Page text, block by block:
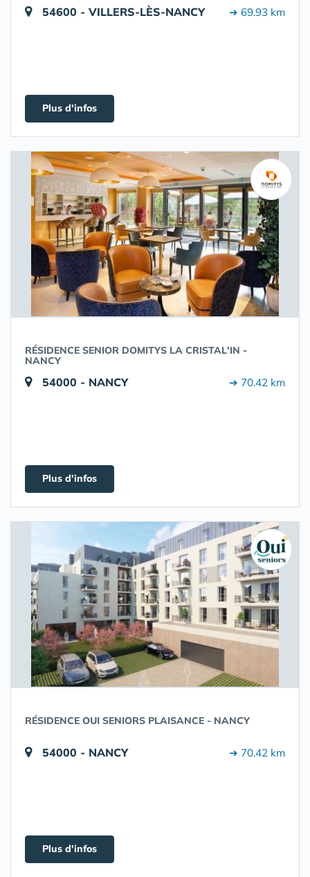
54600 - VILLERS-LÈS-NANCY ➔ 69.93 km
Plus d'infos
RÉSIDENCE SENIOR DOMITYS LA CRISTAL'IN -
NANCY
54000 - NANCY ➔ 70.42 km
Plus d'infos
RÉSIDENCE OUI SENIORS PLAISANCE - NANCY
54000 - NANCY ➔ 70.42 km
Plus d'infos